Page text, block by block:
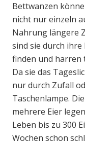
Bettwanzen
nicht nur einzeln
Nahrung längere
sind sie durch
finden und harren
Da sie das
nur durch Zufall
Taschenlampe.
mehrere Eier
Leben bis zu 300
Wochen schon